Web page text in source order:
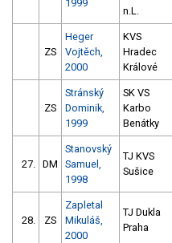
1999
n.L.
ZS
Heger
Vojtěch,
2000
KVS
Hradec
Králové
ZS
Stránský
Dominik,
1999
SK VS
Karbo
Benátky
27. DM
Stanovský
Samuel,
1998
TJ KVS
Sušice
28. ZS
Zapletal
Mikuláš,
2000
TJ Dukla
Praha